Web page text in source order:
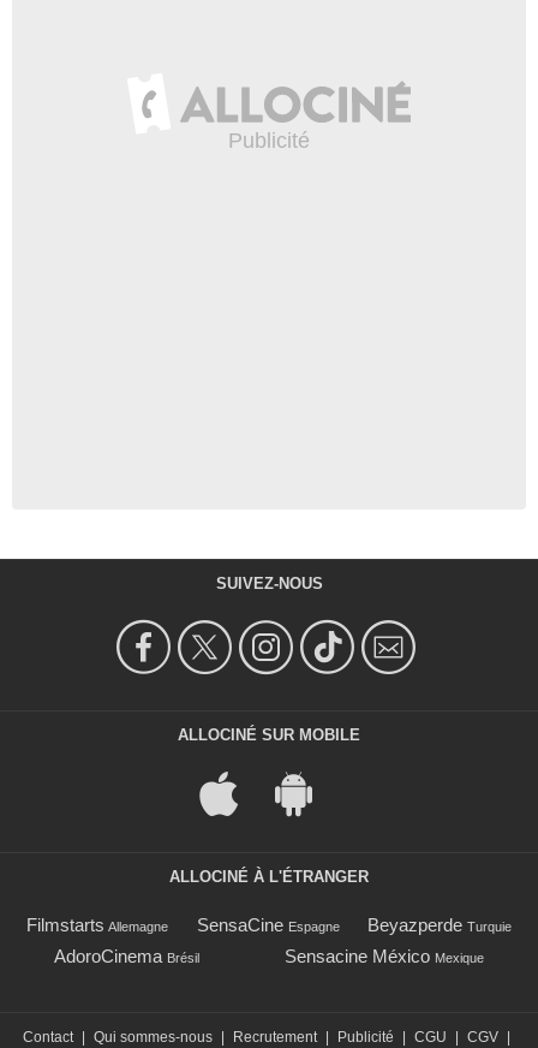
SUIVEZ-NOUS
ALLOCINÉ SUR MOBILE
ALLOCINÉ À L'ÉTRANGER
Filmstarts Allemagne SensaCine Espagne Beyazperde Turquie
AdoroCinema Brésil Sensacine México Mexique
Contact Qui sommes-nous Recrutement Publicité CGU CGV